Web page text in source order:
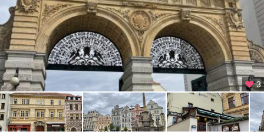
ナ
ー
・
ホ
ラ
ク
ロ
ム
ニ
3